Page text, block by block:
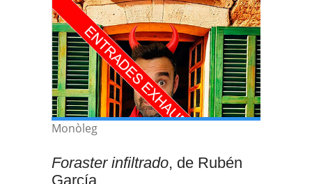
Monòleg
Foraster infiltrado, de Rubén
García